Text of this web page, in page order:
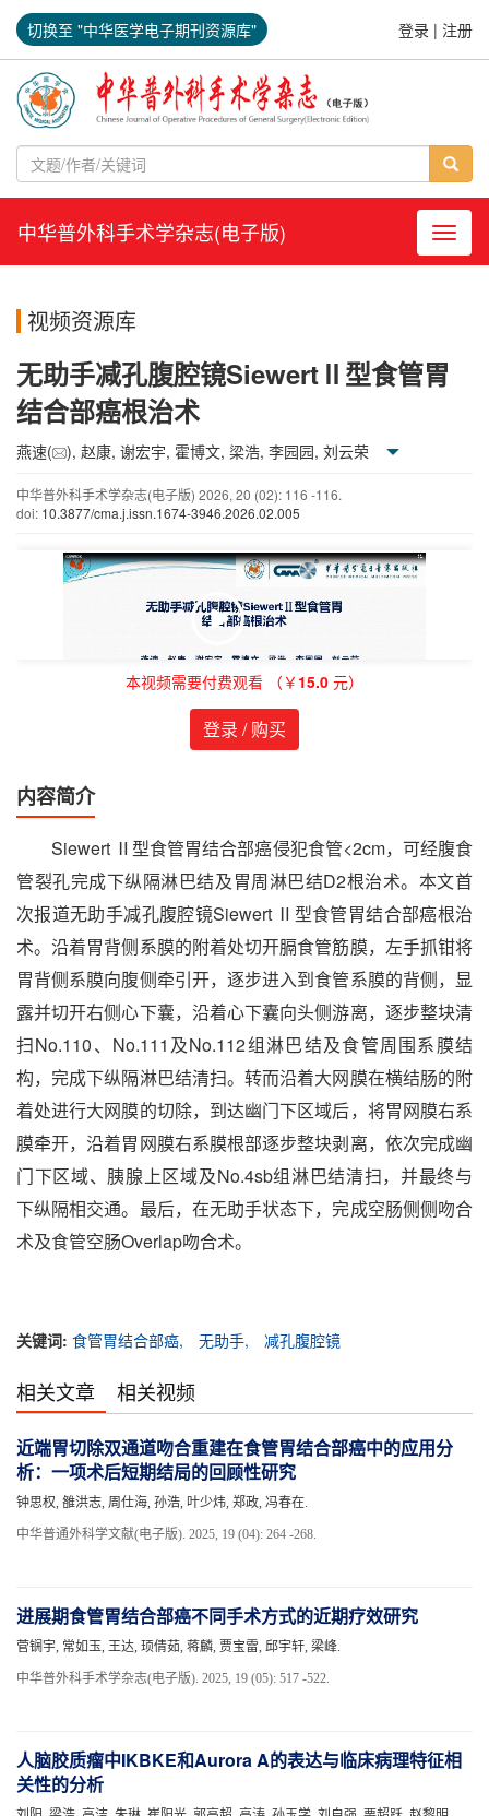
切换至 "中华医学电子期刊资源库" 登录 | 注册
导航
中华普外科手术学杂志(电子版)
视频资源库
无助手减孔腹腔镜SiewertⅡ型食管胃
结合部癌根治术
燕速( ), 赵康, 谢宏宇, 霍博文, 梁浩, 李园园, 刘云荣
中华普外科手术学杂志(电子版) 2026, 20 (02): 116 -116.
doi: 10.3877/cma.j.issn.1674-3946.2026.02.005
本视频需要付费观看 （￥ 15.0 元）
登录 / 购买
内容简介
Siewert Ⅱ型食管胃结合部癌侵犯食管<2cm，可经腹食
管裂孔完成下纵隔淋巴结及胃周淋巴结D2根治术。本文首
次报道无助手减孔腹腔镜Siewert Ⅱ型食管胃结合部癌根治
术。沿着胃背侧系膜的附着处切开膈食管筋膜，左手抓钳将
胃背侧系膜向腹侧牵引开，逐步进入到食管系膜的背侧，显
露并切开右侧心下囊，沿着心下囊向头侧游离，逐步整块清
扫No.110、No.111及No.112组淋巴结及食管周围系膜结
构，完成下纵隔淋巴结清扫。转而沿着大网膜在横结肠的附
着处进行大网膜的切除，到达幽门下区域后，将胃网膜右系
膜牵开，沿着胃网膜右系膜根部逐步整块剥离，依次完成幽
门下区域、胰腺上区域及No.4sb组淋巴结清扫，并最终与
下纵隔相交通。最后，在无助手状态下，完成空肠侧侧吻合
术及食管空肠Overlap吻合术。
关键词: 食管胃结合部癌, 无助手, 减孔腹腔镜
相关文章 相关视频
近端胃切除双通道吻合重建在食管胃结合部癌中的应用分
析：一项术后短期结局的回顾性研究
钟思权, 雒洪志, 周仕海, 孙浩, 叶少炜, 郑政, 冯春在.
中华普通外科学文献(电子版). 2025, 19 (04): 264 -268.
进展期食管胃结合部癌不同手术方式的近期疗效研究
菅锎宇, 常如玉, 王达, 顼倩茹, 蒋麟, 贾宝雷, 邱宇轩, 梁峰.
中华普外科手术学杂志(电子版). 2025, 19 (05): 517 -522.
人脑胶质瘤中IKBKE和Aurora A的表达与临床病理特征相
关性的分析